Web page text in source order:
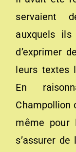
servaient
auxquels
d’exprimer
leurs textes
En
Champollion
même pour
s’assurer